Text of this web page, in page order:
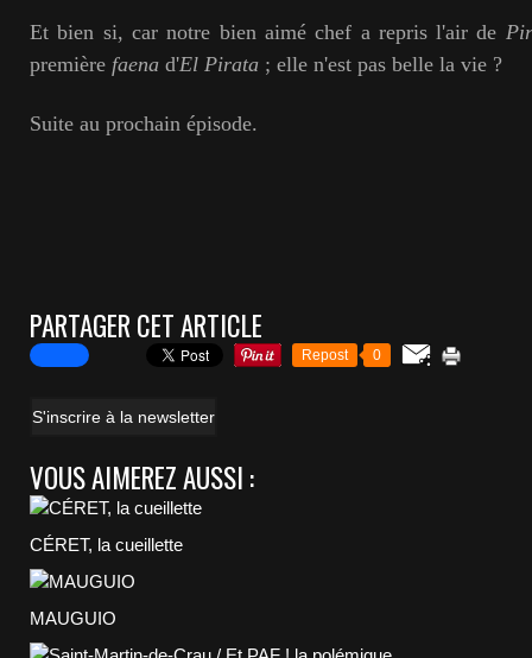
Et bien si, car notre bien aimé chef a repris l'air de
première faena d'El Pirata ; elle n'est pas belle la vie ?
Suite au prochain épisode.
PARTAGER CET ARTICLE
Repost 0
S'inscrire à la newsletter
VOUS AIMEREZ AUSSI :
CÉRET, la cueillette
MAUGUIO